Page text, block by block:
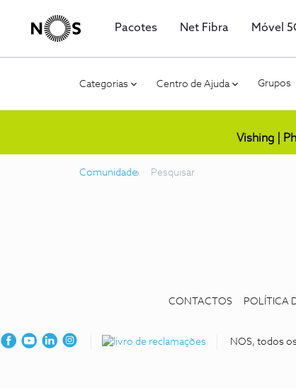
Pacotes Net Fibra Móvel
Categorias Centro de Ajuda Grupos
Vishing |
Comunidade Pesquisar
CONTACTOS POLÍTICA
NOS, todos